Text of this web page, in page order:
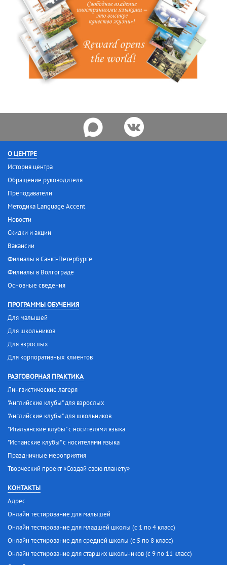
О ЦЕНТРЕ
История центра
Обращение руководителя
Преподаватели
Методика Language Accent
Новости
Скидки и акции
Вакансии
Филиалы в Санкт-Петербурге
Филиалы в Волгограде
Основные сведения
ПРОГРАММЫ ОБУЧЕНИЯ
Для малышей
Для школьников
Для взрослых
Для корпоративных клиентов
РАЗГОВОРНАЯ ПРАКТИКА
Лингвистические лагеря
"Английские клубы" для взрослых
"Английские клубы" для школьников
"Итальянские клубы" с носителями языка
"Испанские клубы" с носителями языка
Праздничные мероприятия
Творческий проект «Создай свою планету»
КОНТАКТЫ
Адрес
Онлайн тестирование для малышей
Онлайн тестирование для младшей школы (с 1 по 4 класс)
Онлайн тестирование для средней школы (с 5 по 8 класс)
Онлайн тестирование для старших школьников (с 9 по 11 класс)